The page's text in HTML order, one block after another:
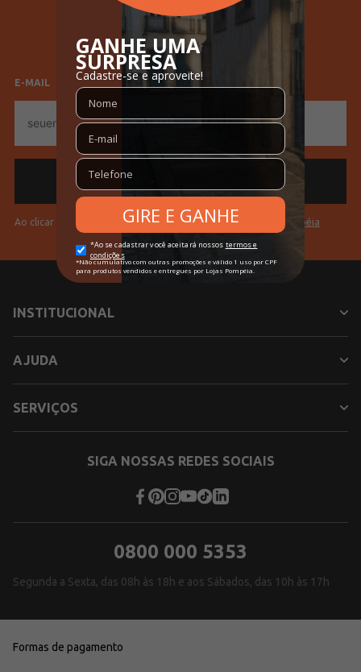
descalço, favorecendo movimentos naturais;
Roller Celebration 3.0 é ideal para crianças que
buscam um tênis confortável, cheio de encanto e
perfeito para iluminar cada passo com diversão e
Em decorrência do uso do flash, as peças podem
sofrer alteração de cor.
Veja outras opções de Tênis Feminino Casual e
Esportivo com Conforto! Veja.
INFORMAÇÕES COMPLEMENTARES
Gênero
SELECIONE SEU GÊNERO
Feminino
E-MAIL
mail
Ao clicar em "Cadastrar" você aceita osTermos de Uso da Pompéia
INSTITUCIONAL
AJUDA
SERVIÇOS
SIGA NOSSAS REDES SOCIAIS
0800 000 5353
Segunda a Sexta, das 08h às 18h e aos Sábados, das 10h às 17h
Formas de pagamento